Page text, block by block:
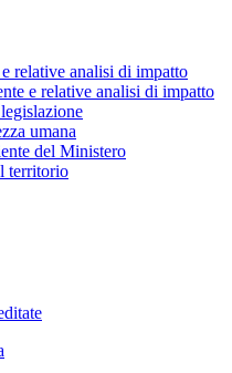
relative analisi di impatto
e relative analisi di impatto
umana
del Ministero
territorio